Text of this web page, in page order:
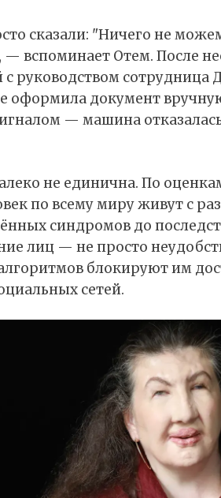
сказали: "Ничего не
— вспоминает Отем. После
с руководством
оформила документ
— машина
не единична. По
по всему миру живут с
синдромов до
лиц — не просто
блокируют им
сетей.